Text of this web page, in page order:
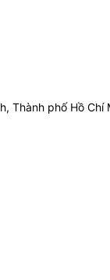
Thành phố Hồ Chí